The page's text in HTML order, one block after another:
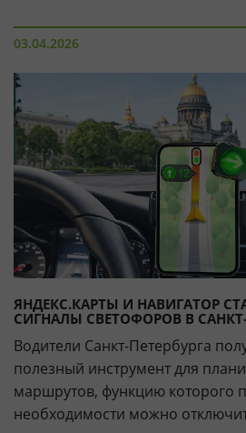
03.04.2026
ЯНДЕКС.КАРТЫ И НАВИГАТОР
СИГНАЛЫ СВЕТОФОРОВ В САНКТ-
Водители Санкт-Петербурга
полезный инструмент для
маршрутов, функцию которого
необходимости можно